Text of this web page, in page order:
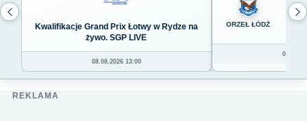
Kwalifikacje Grand Prix Łotwy w Rydze na
żywo. SGP LIVE
08.08.2026 13:00
ORZEŁ ŁÓDŹ
0
REKLAMA